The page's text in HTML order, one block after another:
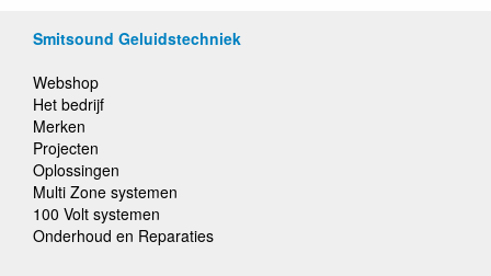
Smitsound Geluidstechniek
Webshop
Het bedrijf
Merken
Projecten
Oplossingen
Multi Zone systemen
100 Volt systemen
Onderhoud en Reparaties